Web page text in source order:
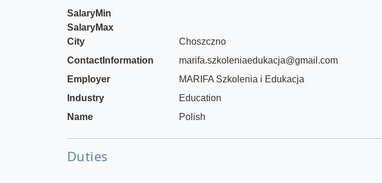
SalaryMin
SalaryMax
City
Choszczno
ContactInformation
marifa.szkoleniaedukacja@gmail.com
Employer
MARIFA Szkolenia i Edukacja
Industry
Education
Name
Polish
Duties